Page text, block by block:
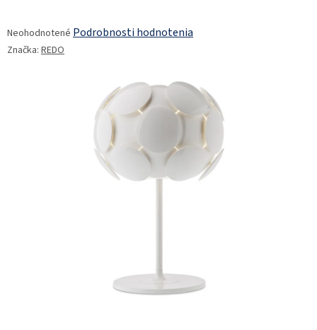
hodnotenie
produktu
Neohodnotené Podrobnosti hodnotenia
Značka: REDO